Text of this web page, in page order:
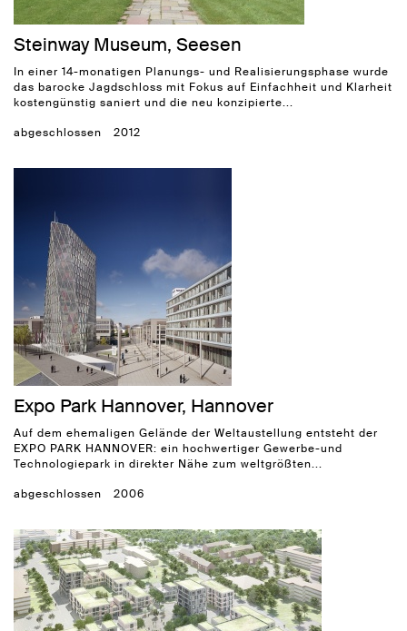
Steinway Museum, Seesen
In einer 14-monatigen Planungs- und Realisierungsphase wurde
das barocke Jagdschloss mit Fokus auf Einfachheit und Klarheit
kostengünstig saniert und die neu konzipierte...
abgeschlossen 2012
Expo Park Hannover, Hannover
Auf dem ehemaligen Gelände der Weltaustellung entsteht der
EXPO PARK HANNOVER: ein hochwertiger Gewerbe-und
Technologiepark in direkter Nähe zum weltgrößten...
abgeschlossen 2006